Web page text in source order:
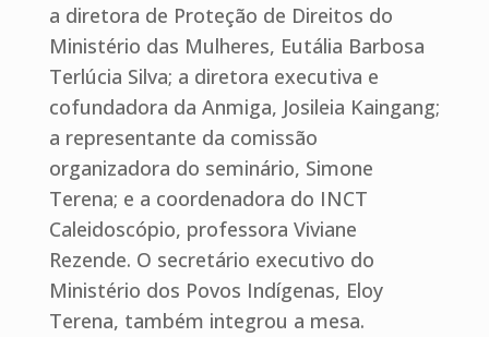
a diretora de Proteção de Direitos do
Ministério das Mulheres, Eutália Barbosa
Terlúcia Silva; a diretora executiva e
cofundadora da Anmiga, Josileia Kaingang;
a representante da comissão
organizadora do seminário, Simone
Terena; e a coordenadora do INCT
Caleidoscópio, professora Viviane
Rezende. O secretário executivo do
Ministério dos Povos Indígenas, Eloy
Terena, também integrou a mesa.